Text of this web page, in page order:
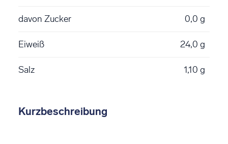
davon Zucker 0,0 g
Eiweiß 24,0 g
Salz 1,10 g
Kurzbeschreibung